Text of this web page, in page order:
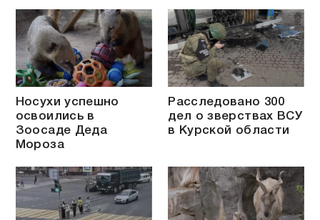
Носухи успешно
освоились в
Зоосаде Деда
Мороза
Расследовано 300
дел о зверствах ВСУ
в Курской области